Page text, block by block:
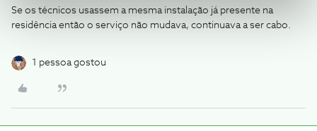
Se os técnicos usassem a mesma instalação já presente na
residência então o serviço não mudava, continuava a ser cabo.
1 pessoa gostou